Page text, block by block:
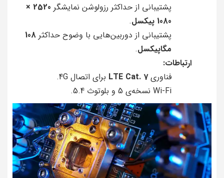
پشتیبانی از حداکثر رزولوشن نمایشگر
2520 ×
1080 پیکسل
.
پشتیبانی از دوربین‌هایی با وضوح حداکثر 108
مگاپیکسل.
ارتباطات:
فناوریLTE Cat. 7 برای اتصال 4G.
Wi-Fi نسخه‌ی 5 و بلوتوث 5.4.